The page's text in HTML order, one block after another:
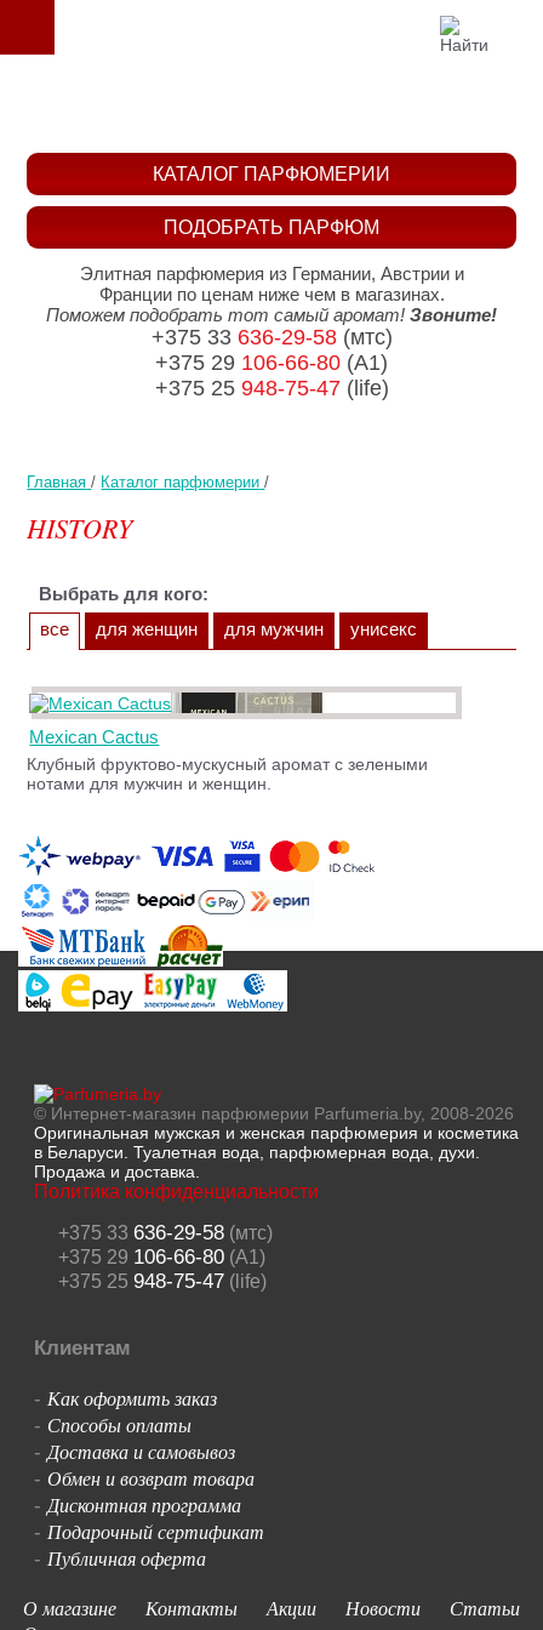
Главная / Каталог парфюмерии /
HISTORY
Выбрать для кого:
все
для женщин для мужчин унисекс
Mexican Cactus
Клубный фруктово-мускусный аромат с зелеными
нотами для мужчин и женщин.
ПОДОБРАТЬ ПАРФЮМ
КАТАЛОГ ПАРФЮМЕРИИ
Элитная парфюмерия из Германии, Австрии и
Франции по ценам ниже чем в магазинах.
Поможем подобрать тот самый аромат! Звоните!
+375 33 636-29-58(мтс)
+375 29 106-66-80 (A1)
+375 25 948-75-47(life)
© Интернет-магазин парфюмерии Parfumeria.by, 2008-2026
Оригинальная мужская и женская парфюмерия и косметика
в Беларуси. Туалетная вода, парфюмерная вода, духи.
Продажа и доставка.
Политика конфиденциальности
+375 33 636-29-58(мтс)
+375 29 106-66-80(A1)
+375 25 948-75-47(life)
Клиентам
- Как оформить заказ
- Способы оплаты
-Доставка и самовывоз
- Обмен и возврат товара
-Дисконтная программа
- Подарочный сертификат
- Публичная оферта
О магазине
Контакты Акции Новости
Статьи